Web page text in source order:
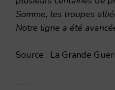
Somme, les troupes
Notre ligne a été
Source : La Grande